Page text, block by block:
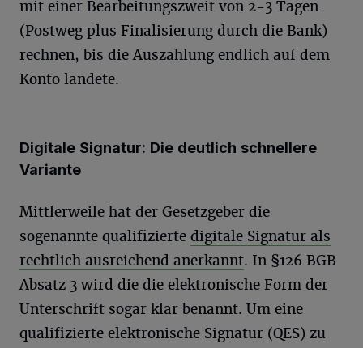
mit einer Bearbeitungszweit von 2-3 Tagen
(Postweg plus Finalisierung durch die Bank)
rechnen, bis die Auszahlung endlich auf dem
Konto landete.
Digitale Signatur: Die deutlich schnellere
Variante
Mittlerweile hat der Gesetzgeber die
sogenannte qualifizierte digitale Signatur als
rechtlich ausreichend anerkannt. In §126 BGB
Absatz 3 wird die die elektronische Form der
Unterschrift sogar klar benannt. Um eine
qualifizierte elektronische Signatur (QES) zu